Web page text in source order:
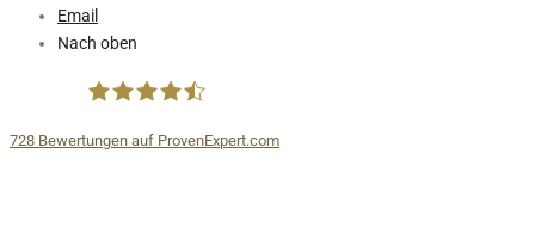
Email
Nach oben
728 Bewertungen auf ProvenExpert.com